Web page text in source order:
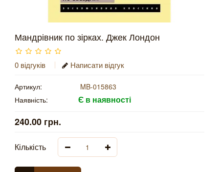
Мандрівник по зірках. Джек Лондон
0 відгуків Написати відгук
Артикул:
MB-015863
Наявність:
Є в наявності
240.00 грн.
Кількість